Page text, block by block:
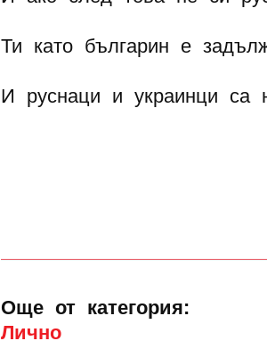
Ти като българин е
И руснаци и украинци са
Още от категория:
Лично